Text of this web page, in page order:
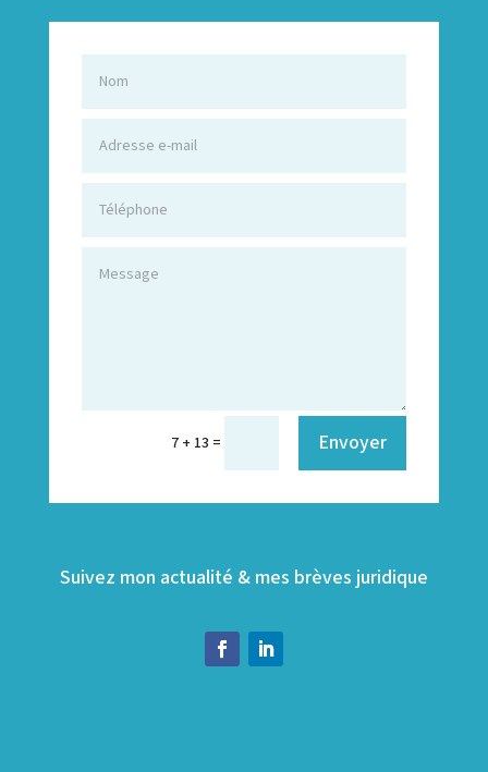
7 + 13 = Envoyer
Suivez mon actualité & mes brèves juridique